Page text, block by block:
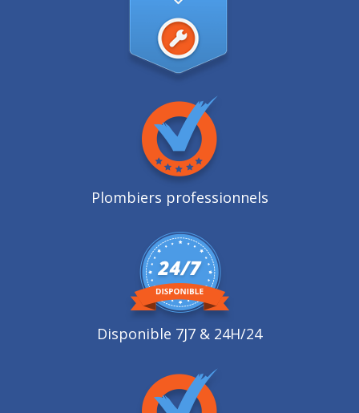
Plombiers professionnels
Disponible 7J7 & 24H/24